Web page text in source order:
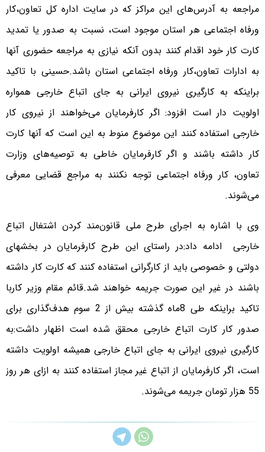
مراجعه به آدرس‌های این مراکز که در سایت اداره کل تعاون،کار
ورفاه اجتماعی هر استان موجود است، نسبت به صدور یا تمدید
کارت کار خود اقدام کنند بدون آنکه نیازی به مراجعه حضوری آنها
به ادارات تعاون،کار ورفاه اجتماعی استان باشد.حسینی با تاکید
براینکه به کارگیری نیروی ایرانی به جای اتباع خارجی همواره
اولویت دار است افزود: اگر کارفرمایان می‌خواهند از نیروی کار
خارجی استفاده کنند این موضوع منوط به این است که آنها کارت
کار داشته باشند و اگر کارفرمایان خاطی به توصیه‌های وزارت
تعاون، کار ورفاه اجتماعی توجه نکنند به مراجع قضایی معرفی
می‌شوند.
وی با اشاره به اجرای طرح ملی قانون‌مند کردن اشتغال اتباع
خارجی ادامه داد:در راستای این طرح کارفرمایان در بخشهای
دولتی و خصوصی باید از کارگرانی استفاده کنند که کارت کار داشته
باشند در غیر این صورت جریمه خواهند شد.قائم مقام وزیر کاربا
تاکید براینکه طی 8ماه گذشته بیش از 2 سوم هدف‌گذاری برای
صدور کار کارت اتباع خارجی محقق شده است اظهار داشت:به
کارگیری نیروی ایرانی به جای اتباع خارجی همیشه اولویت داشته
است، اگر کارفرمایان از اتباع غیر مجاز استفاده کنند به ازای هر روز
55 هزار تومان جریمه می‌شوند.